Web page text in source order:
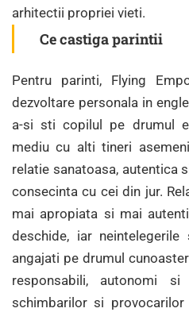
arhitectii propriei vieti.
Ce castiga parintii
Pentru parinti, Flying
dezvoltare personala in
a-si sti copilul pe drumul
mediu cu alti tineri
relatie sanatoasa, autentica
consecinta cu cei din jur.
mai apropiata si mai
deschide, iar
angajati pe drumul
responsabili, autonomi
schimbarilor si